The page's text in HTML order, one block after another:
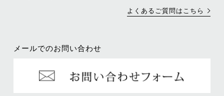
よくあるご質問はこちら
メールでのお問い合わせ